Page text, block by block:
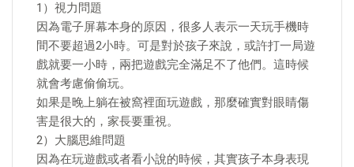
1）視力問題
因為電子屏幕本身的原因，很多人表示一天玩手機時
間不要超過2小時。可是對於孩子來說，或許打一局遊
戲就要一小時，兩把遊戲完全滿足不了他們。這時候
就會考慮偷偷玩。
如果是晚上躺在被窩裡面玩遊戲，那麼確實對眼睛傷
害是很大的，家長要重視。
2）大腦思維問題
因為在玩遊戲或者看小說的時候，其實孩子本身表現